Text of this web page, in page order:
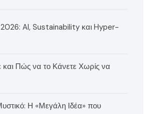
AI, Sustainability και Hyper-
Πώς να το Κάνετε Χωρίς να
Η «Μεγάλη Ιδέα» που